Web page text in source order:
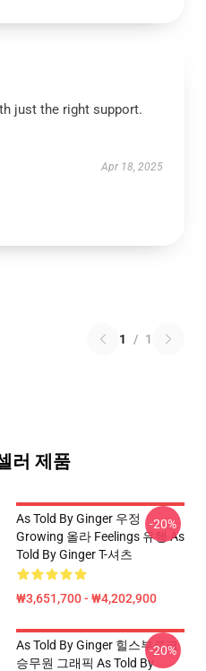
just the right support.
Apr 18, 2025
1 / 1
러 제품
As Told By Ginger 우정
Growing 올라 Feelings 유행 As
Told By Ginger T-셔츠
₩3,651,700 - ₩4,202,900
-20%
As Told By Ginger 힐스부르크
승무원 그래픽 As Told By
-20%